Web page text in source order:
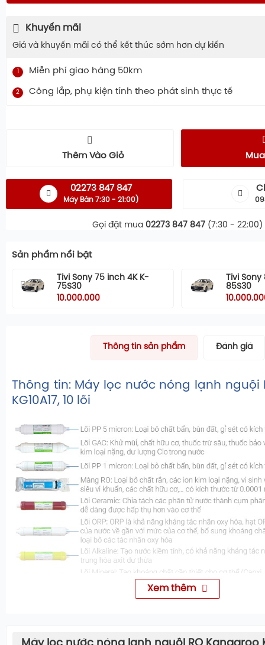
Khuyến mãi
Giá và khuyến mãi có thể kết thúc sớm hơn dự kiến
1 Miễn phí giao hàng 50km
2 Công lắp, phụ kiện tính theo phát sinh thực tế
Thêm Vào Giỏ
02273 847 847
Máy Bàn 7:30 - 21:00)
Gọi đặt mua 02273 847 847 (7:30 - 22:00)
Thông tin sản phẩm Đánh giá
Thông tin: Máy lọc nước nóng lạnh nguội
KG10A17, 10 lõi
Xem thêm
Sản phẩm nổi bật
Tivi Sony 75 inch 4K K-
75S30
10.000.000
Tivi
85S30